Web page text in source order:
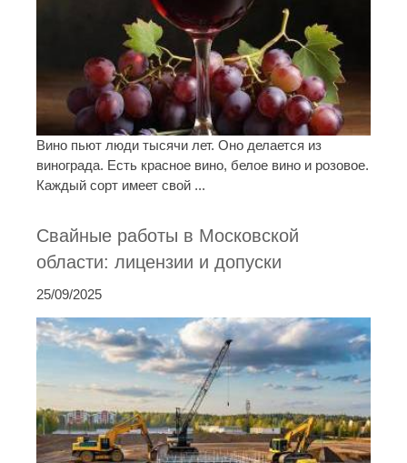
Вино пьют люди тысячи лет. Оно делается из
винограда. Есть красное вино, белое вино и розовое.
Каждый сорт имеет свой ...
Свайные работы в Московской
области: лицензии и допуски
25/09/2025